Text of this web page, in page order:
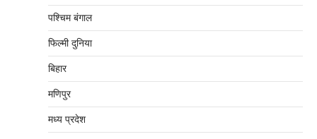
पश्चिम बंगाल
फिल्मी दुनिया
बिहार
मणिपुर
मध्‍य प्रदेश